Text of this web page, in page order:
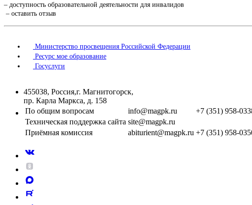
– доступность образовательной деятельности для инвалидов
– оставить отзыв
Министерство просвещения Российской Федерации
Ресурс мое образование
Госуслуги
455038, Россия,г. Магнитогорск,
пр. Карла Маркса, д. 158
По общим вопросам
info@magpk.ru
+7 (351) 958-
Техническая поддержка сайта site@magpk.ru
Приёмная комиссия
abiturient@magpk.ru +7 (351) 958-